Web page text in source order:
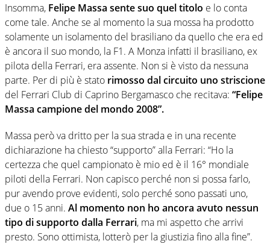
Insomma, Felipe Massa sente suo quel titolo e lo conta
come tale. Anche se al momento la sua mossa ha prodotto
solamente un isolamento del brasiliano da quello che era ed
è ancora il suo mondo, la F1. A Monza infatti il brasiliano, ex
pilota della Ferrari, era assente. Non si è visto da nessuna
parte. Per di più è stato rimosso dal circuito uno striscione
del Ferrari Club di Caprino Bergamasco che recitava: “Felipe
Massa campione del mondo 2008”.
Massa però va dritto per la sua strada e in una recente
dichiarazione ha chiesto “supporto” alla Ferrari: “Ho la
certezza che quel campionato è mio ed è il 16° mondiale
piloti della Ferrari. Non capisco perché non si possa farlo,
pur avendo prove evidenti, solo perché sono passati uno,
due o 15 anni. Al momento non ho ancora avuto nessun
tipo di supporto dalla Ferrari, ma mi aspetto che arrivi
presto. Sono ottimista, lotterò per la giustizia fino alla fine”.